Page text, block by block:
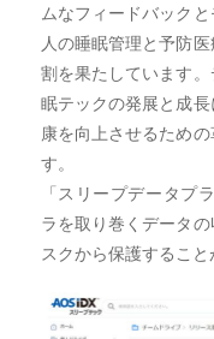
ムなフィードバック
人の睡眠管理と予防
割を果たしています
眠テックの発展と成
康を向上させるため
す。
「スリープデータプ
ラを取り巻くデータ
スクから保護すること